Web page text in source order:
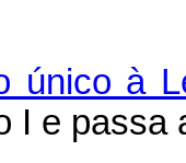
único à
I e